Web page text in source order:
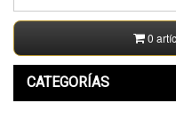
0
CATEGORÍAS